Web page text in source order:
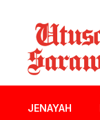
JENAYAH